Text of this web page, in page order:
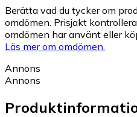
Berätta vad du tycker om
omdömen. Prisjakt
omdömen har använt eller
Läs mer om omdömen.
Annons
Annons